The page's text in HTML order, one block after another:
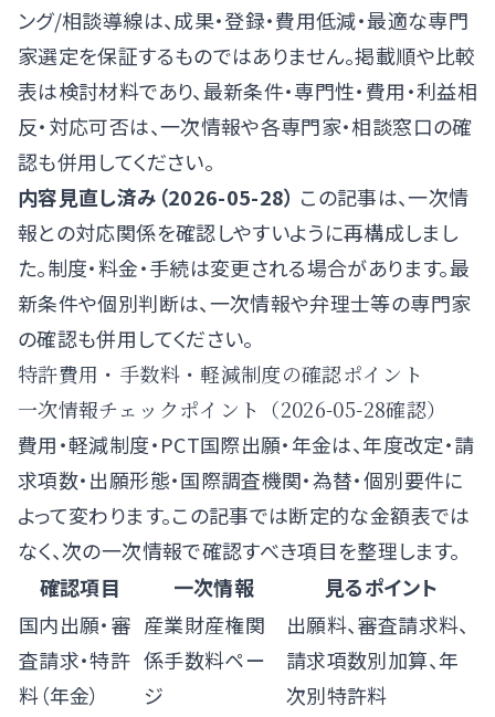
ング/相談導線は、成果・登録・費用低減・最適な専門
家選定を保証するものではありません。掲載順や比較
表は検討材料であり、最新条件・専門性・費用・利益相
反・対応可否は、一次情報や各専門家・相談窓口の確
認も併用してください。
内容見直し済み（2026-05-28） この記事は、一次情
報との対応関係を確認しやすいように再構成しまし
た。制度・料金・手続は変更される場合があります。最
新条件や個別判断は、一次情報や弁理士等の専門家
の確認も併用してください。
特許費用・手数料・軽減制度の確認ポイント
一次情報チェックポイント（2026-05-28確認）
費用・軽減制度・PCT国際出願・年金は、年度改定・請
求項数・出願形態・国際調査機関・為替・個別要件に
よって変わります。この記事では断定的な金額表では
なく、次の一次情報で確認すべき項目を整理します。
確認項目
一次情報
見るポイント
国内出願・審
査請求・特許
料（年金）
産業財産権関
係手数料ペー
ジ
出願料、審査請求料、
請求項数別加算、年
次別特許料